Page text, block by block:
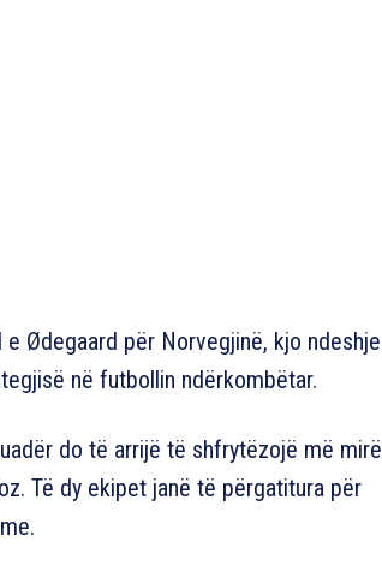
Ødegaard për Norvegjinë, kjo ndeshje
në futbollin ndërkombëtar.
do të arrijë të shfrytëzojë më mirë
Të dy ekipet janë të përgatitura për